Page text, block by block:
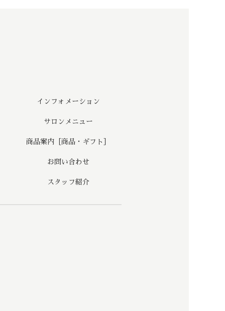
インフォメーション
サロンメニュー
商品案内［商品・ギフト］
お問い合わせ
スタッフ紹介